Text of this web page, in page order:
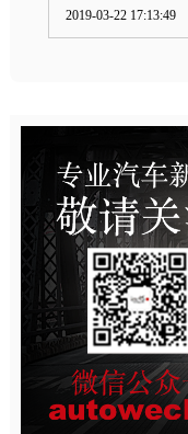
2019-03-22 17:13:49